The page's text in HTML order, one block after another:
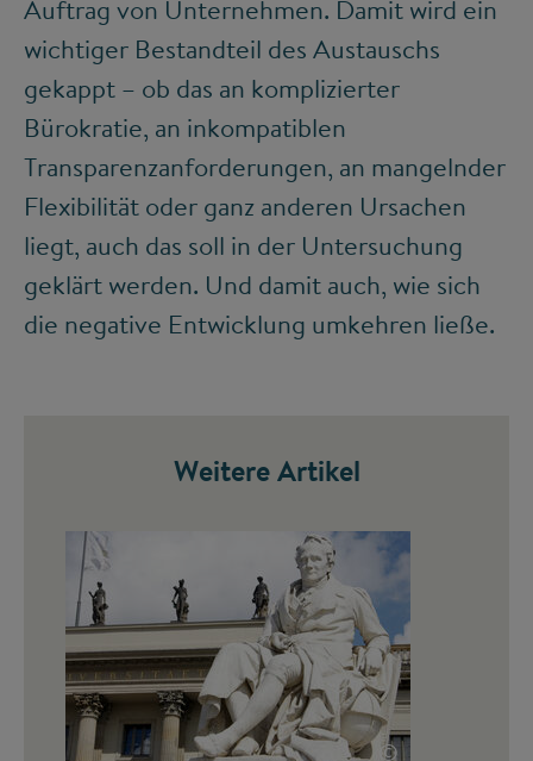
Auftrag von Unternehmen. Damit wird ein
wichtiger Bestandteil des Austauschs
gekappt – ob das an komplizierter
Bürokratie, an inkompatiblen
Transparenzanforderungen, an mangelnder
Flexibilität oder ganz anderen Ursachen
liegt, auch das soll in der Untersuchung
geklärt werden. Und damit auch, wie sich
die negative Entwicklung umkehren ließe.
Weitere Artikel
©